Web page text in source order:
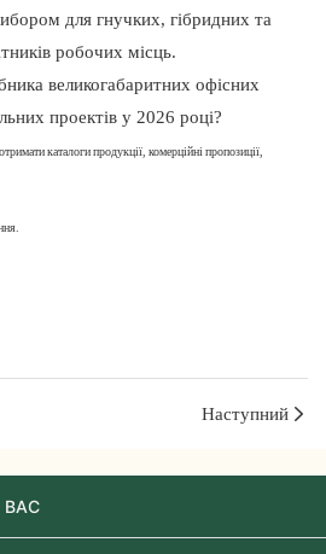
для гнучких, гібридних та
робочих місць.
великогабаритних офісних
проектів у 2026 році?
каталоги продукції, комерційні пропозиції,
Наступний
ВАС